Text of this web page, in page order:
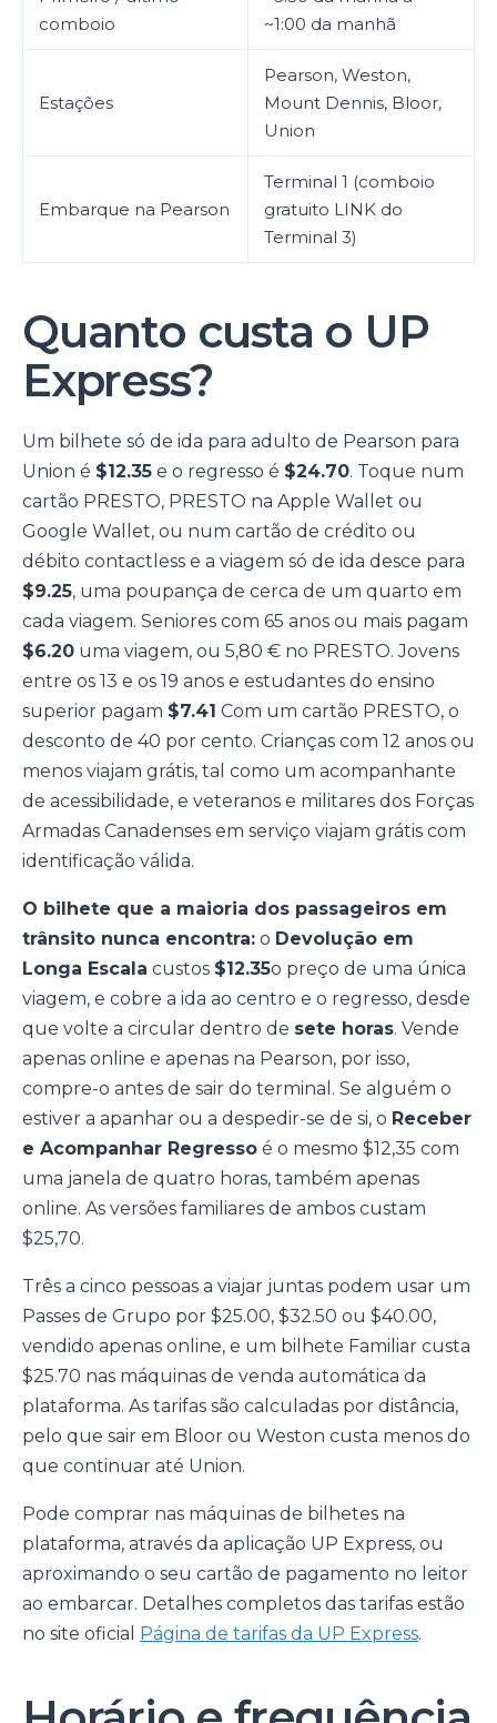
comboio
~1:00 da manhã
Estações
Pearson, Weston,
Mount Dennis, Bloor,
Union
Embarque na Pearson
Terminal 1 (comboio
gratuito LINK do
Terminal 3)
Quanto custa o UP
Express?
Um bilhete só de ida para adulto de Pearson para
Union é $12.35 e o regresso é $24.70. Toque num
cartão PRESTO, PRESTO na Apple Wallet ou
Google Wallet, ou num cartão de crédito ou
débito contactless e a viagem só de ida desce para
$9.25, uma poupança de cerca de um quarto em
cada viagem. Seniores com 65 anos ou mais pagam
$6.20 uma viagem, ou 5,80 € no PRESTO. Jovens
entre os 13 e os 19 anos e estudantes do ensino
superior pagam $7.41 Com um cartão PRESTO, o
desconto de 40 por cento. Crianças com 12 anos ou
menos viajam grátis, tal como um acompanhante
de acessibilidade, e veteranos e militares dos Forças
Armadas Canadenses em serviço viajam grátis com
identificação válida.
O bilhete que a maioria dos passageiros em
trânsito nunca encontra: o Devolução em
Longa Escala custos $12.35o preço de uma única
viagem, e cobre a ida ao centro e o regresso, desde
que volte a circular dentro de sete horas. Vende
apenas online e apenas na Pearson, por isso,
compre-o antes de sair do terminal. Se alguém o
estiver a apanhar ou a despedir-se de si, o Receber
e Acompanhar Regresso é o mesmo $12,35 com
uma janela de quatro horas, também apenas
online. As versões familiares de ambos custam
$25,70.
Três a cinco pessoas a viajar juntas podem usar um
Passes de Grupo por $25.00, $32.50 ou $40.00,
vendido apenas online, e um bilhete Familiar custa
$25.70 nas máquinas de venda automática da
plataforma. As tarifas são calculadas por distância,
pelo que sair em Bloor ou Weston custa menos do
que continuar até Union.
Pode comprar nas máquinas de bilhetes na
plataforma, através da aplicação UP Express, ou
aproximando o seu cartão de pagamento no leitor
ao embarcar. Detalhes completos das tarifas estão
no site oficial
Página de tarifas da UP Express.